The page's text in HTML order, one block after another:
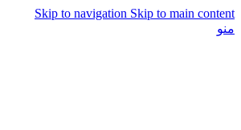
Skip to navigation Skip to main content
منو